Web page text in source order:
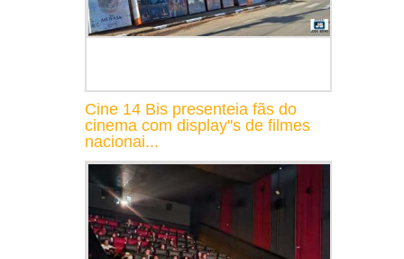
Cine 14 Bis presenteia fãs do
cinema com display"s de filmes
nacionai...